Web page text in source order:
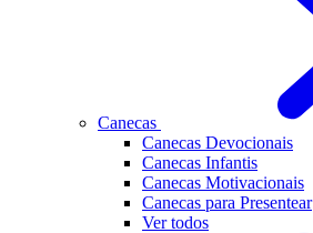
Canecas
Canecas Devocionais
Canecas Infantis
Canecas Motivacionais
Canecas para Presentear
Ver todos